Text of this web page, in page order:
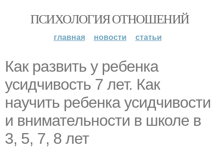
ПСИХОЛОГИЯ ОТНОШЕНИЙ
главная новости статьи
Как развить у ребенка
усидчивость 7 лет. Как
научить ребенка усидчивости
и внимательности в школе в
3, 5, 7, 8 лет